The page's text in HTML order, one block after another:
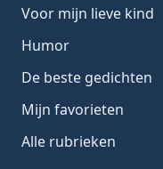
Voor mijn lieve kind
Humor
De beste gedichten
Mijn favorieten
Alle rubrieken